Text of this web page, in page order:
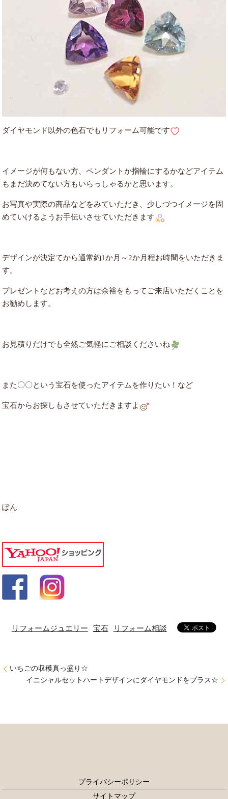
ダイヤモンド以外の色石でもリフォーム可能です
イメージが何もない方、ペンダントか指輪にするかなどアイテム
もまだ決めてない方もいらっしゃるかと思います。
お写真や実際の商品などをみていただき、少しづつイメージを固
めていけるようお手伝いさせていただきます
デザインが決定てから通常約1か月～2か月程お時間をいただきま
す。
プレゼントなどお考えの方は余裕をもってご来店いただくことを
お勧めします。
お見積りだけでも全然ご気軽にご相談くださいね
また〇〇という宝石を使ったアイテムを作りたい！など
宝石からお探しもさせていただきますよ
ぽん
リフォームジュエリー 宝石 リフォーム相談
いちごの収穫真っ盛り☆
イニシャルセットハートデザインにダイヤモンドをプラス☆
プライバシーポリシー
サイトマップ